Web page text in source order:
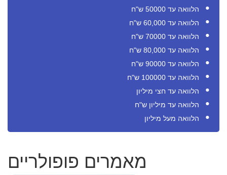
הלוואה עד 50000 ש"ח
הלוואה עד 60,000 ש"ח
הלוואה עד 70000 ש"ח
הלוואה עד 80,000 ש"ח
הלוואה עד 90000 ש"ח
הלוואה עד 100000 ש"ח
הלוואה עד חצי מיליון
הלוואה עד מיליון ש"ח
הלוואה מעל מיליון
מאמרים פופולריים